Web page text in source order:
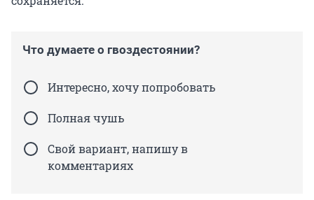
Что думаете о гвоздестоянии?
Интересно, хочу попробовать
Полная чушь
Свой вариант, напишу в
комментариях